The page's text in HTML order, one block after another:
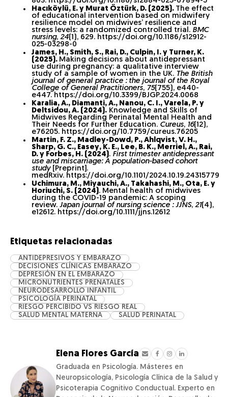
Hacıköylü, E. y Murat Öztürk, D. (2025). The effect
of educational intervention based on midwifery
resilience model on midwives’ resilience and
stress levels: a randomized controlled trial. BMC
nursing, 24(1), 629. https://doi.org/10.1186/s12912-
025-03298-0
James, H., Smith, S., Rai, D., Culpin, I. y Turner, K.
(2025). Making decisions about antidepressant
use during pregnancy: a qualitative interview
study of a sample of women in the UK. The British
journal of general practice : the journal of the Royal
College of General Practitioners, 75(755), e440-
e447. https://doi.org/10.3399/BJGP.2024.0068
Karalia, A., Diamanti, A., Nanou, C. I., Varela, P. y
Deltsidou, A. (2024). Knowledge and Skills of
Midwives Regarding Perinatal Mental Health and
Their Needs for Further Education. Cureus, 16(12),
e76205. https://doi.org/10.7759/cureus.76205
Martin, F. Z., Madley-Dowd, P., Ahlqvist, V. H.,
Sharp, G. C., Easey, K. E., Lee, B. K., Merriel, A., Rai,
D. y Forbes, H. (2024). First trimester antidepressant
use and miscarriage: A population-based cohort
study[Preprint].
medRxiv. https://doi.org/10.1101/2024.10.19.24315779
Uchimura, M., Miyauchi, A., Takahashi, M., Ota, E. y
Horiuchi, S. (2024). Mental health of midwives
during the COVID-19 pandemic: A scoping
review. Japan journal of nursing science : JJNS, 21(4),
e12612. https://doi.org/10.1111/jjns.12612
Etiquetas relacionadas
ANTIDEPRESIVOS Y EMBARAZO
DECISIONES CLÍNICAS EMBARAZO
DEPRESIÓN EN EL EMBARAZO
MICRONUTRIENTES PRENATALES
NEURODESARROLLO INFANTIL
PSICOLOGÍA PERINATAL
RIESGO PERCIBIDO VS RIESGO REAL
SALUD MENTAL MATERNA
SALUD PERINATAL
Elena Flores García
Graduada en Psicología. Másteres en
Neuropsicología, Psicología Clínica de la Salud y
Psicoterapia Cognitivo Conductual. Experto en